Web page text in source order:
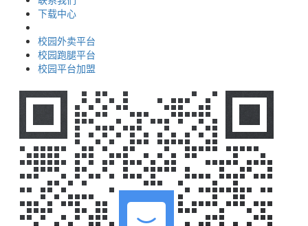
下载中心
校园外卖平台
校园跑腿平台
校园平台加盟